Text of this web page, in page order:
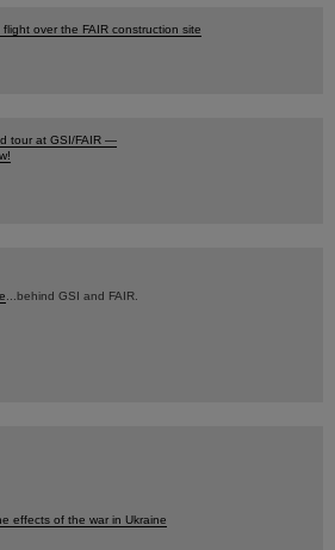
flight over the FAIR construction site
tour at GSI/FAIR —
...behind GSI and FAIR.
effects of the war in Ukraine